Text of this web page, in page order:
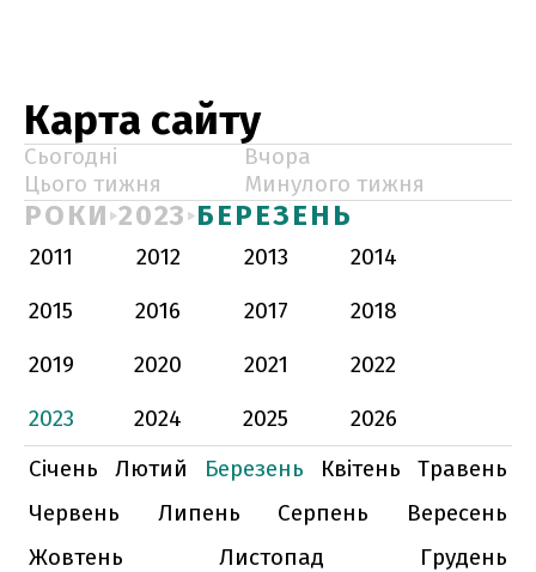
Карта сайту
Сьогодні
Вчора
Цього тижня
Минулого тижня
РОКИ 2023 БЕРЕЗЕНЬ
2011 2012 2013
2014
2015
2016 2017
2018
2019
2020 2021
2022
2023
2024 2025
2026
Січень
Лютий Березень Квітень
Травень
Червень
Липень Серпень
Вересень
Жовтень
Листопад
Грудень